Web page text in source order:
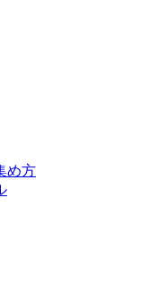
め方